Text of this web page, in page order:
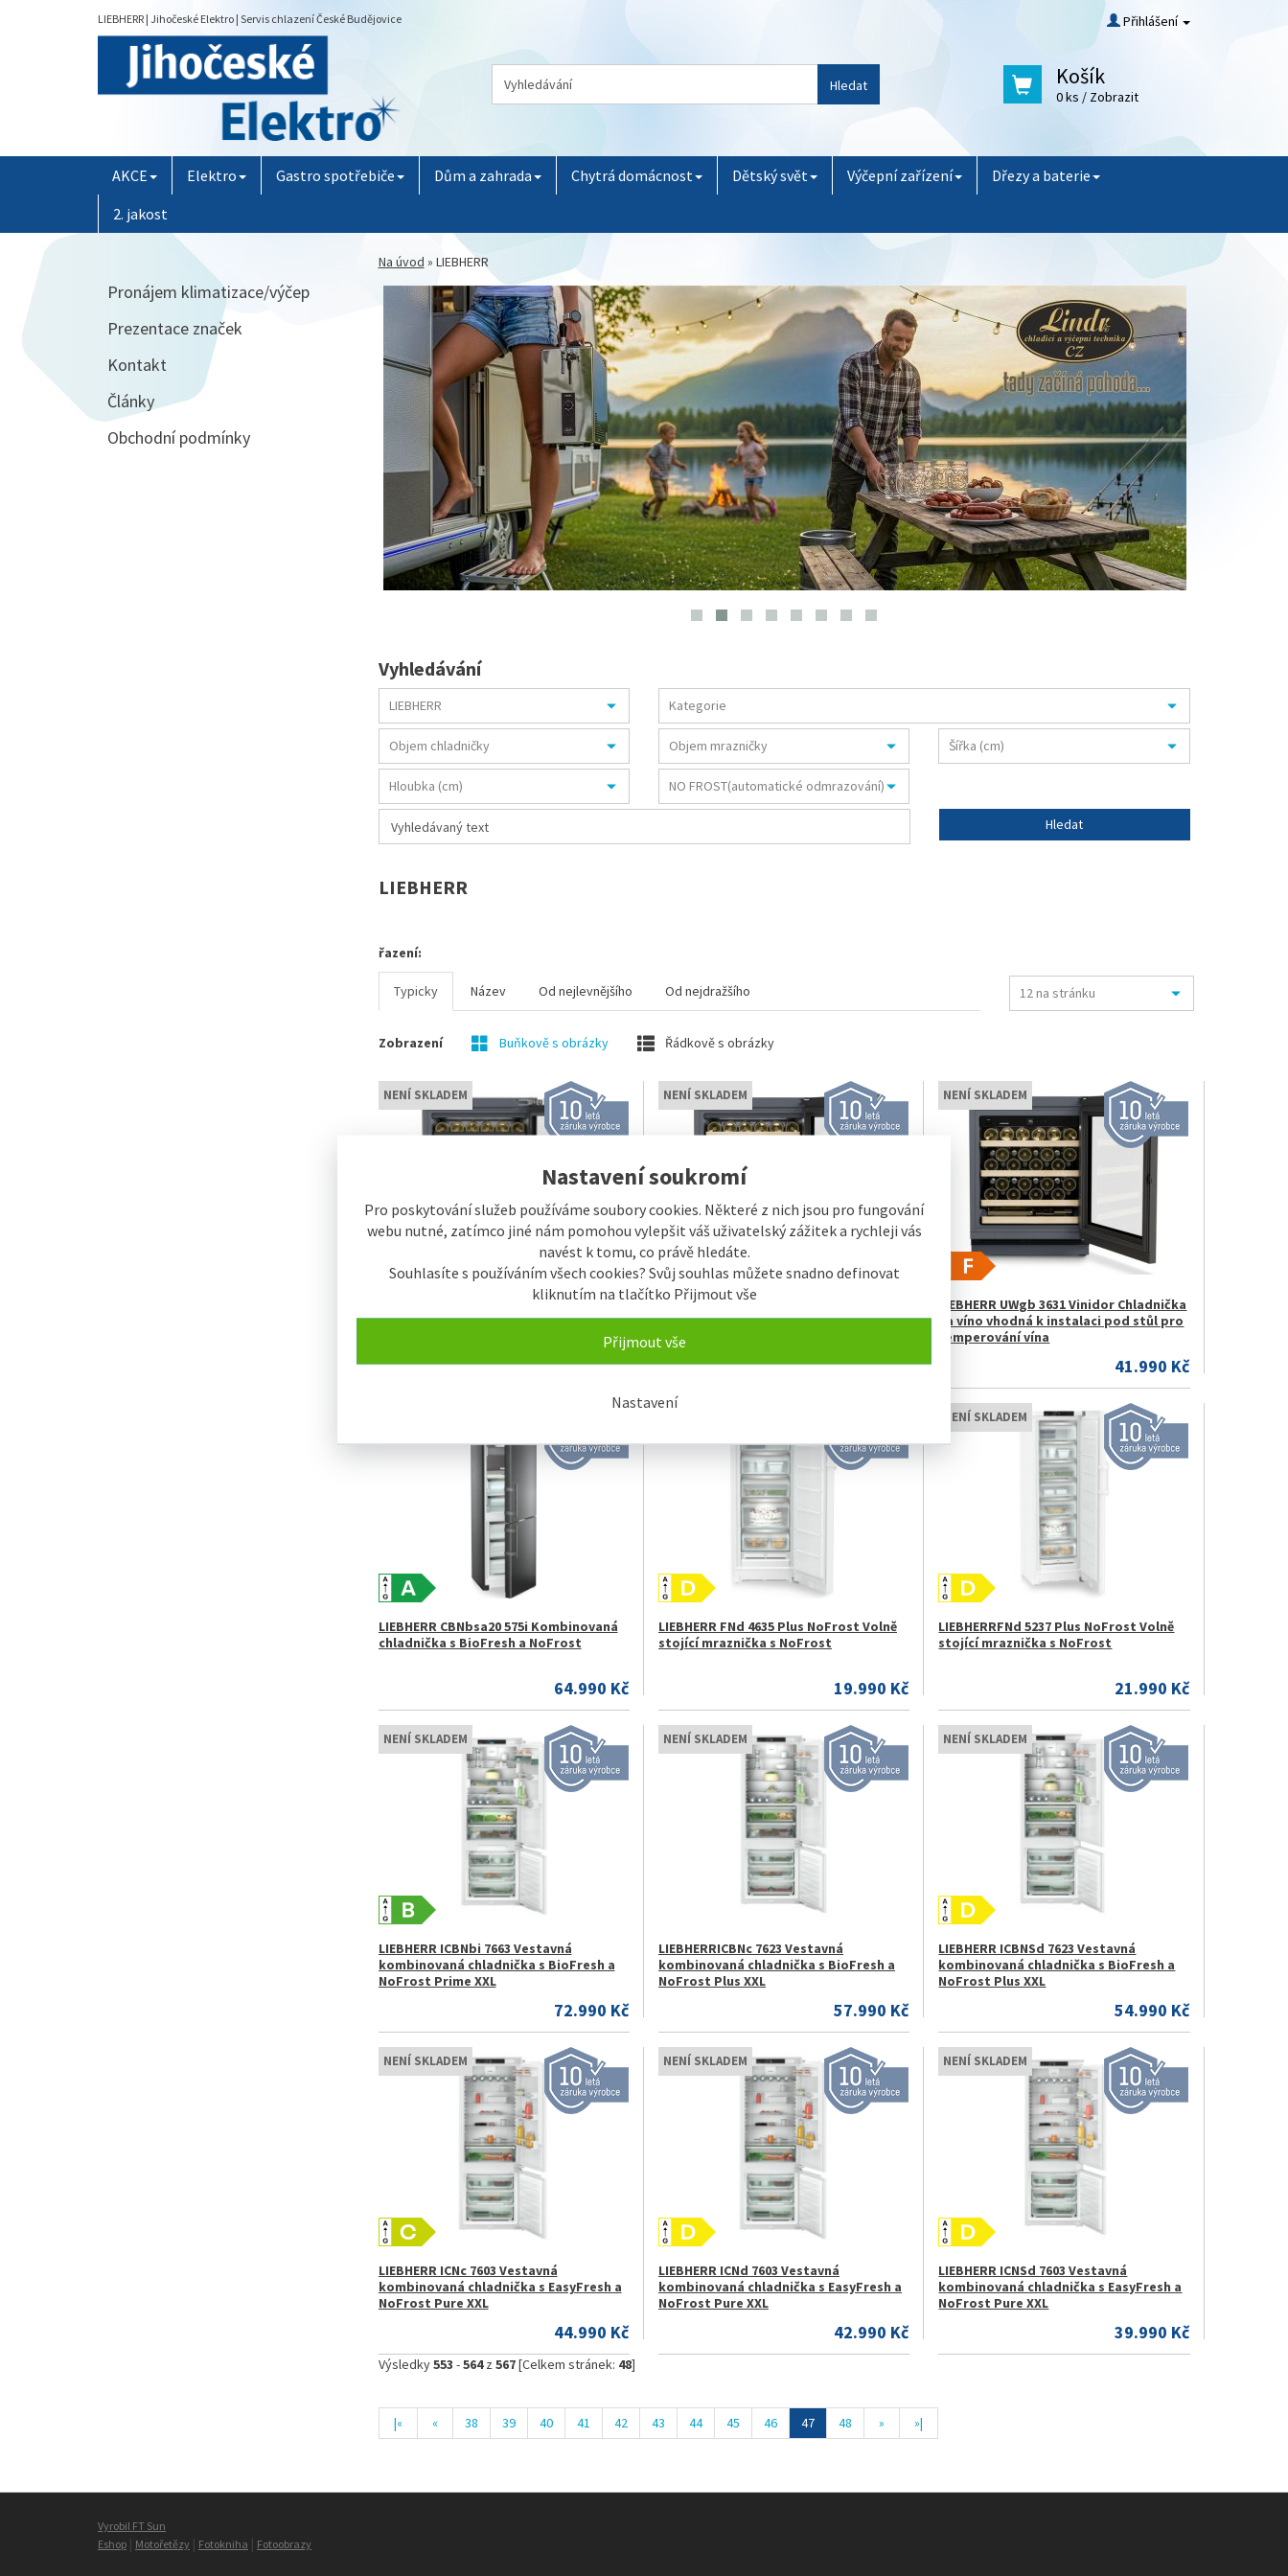
Nastavení soukromí
Pro poskytování služeb používáme soubory cookies. Některé z nich jsou pro fungování
webu nutné, zatímco jiné nám pomohou vylepšit váš uživatelský zážitek a rychleji vás
navést k tomu, co právě hledáte.
Souhlasíte s používáním všech cookies? Svůj souhlas můžete snadno definovat
kliknutím na tlačítko Přijmout vše
Přijmout vše
Nastavení
LIEBHERR | Jihočeské Elektro | Servis chlazení České Budějovice Přihlášení
Hledat Košík
0 ks / Zobrazit
AKCE Elektro Gastro spotřebiče Dům a zahrada Chytrá domácnost Dětský svět Výčepní zařízení
Dřezy a baterie
2. jakost
Na úvod » LIEBHERR
Vyhledávání
LIEBHERR
řazení:
Typicky Název Od nejlevnějšího Od nejdražšího
Zobrazení Buňkově s obrázky Řádkově s obrázky
NENÍ SKLADEM
LIEBHERR UWpri 3661 Vinidor Selection
Chladnička na víno vhodná k instalaci
51.990 Kč
NENÍ SKLADEM
LIEBHERR UWgb 3632 Vinidor Chladnička
na víno vhodná k instalaci pod stůl pro
temperování vína
49.990 Kč
NENÍ SKLADEM
LIEBHERR UWgb 3631 Vinidor Chladnička
na víno vhodná k instalaci pod stůl pro
temperování vína
41.990 Kč
LIEBHERR CBNbsa20 575i Kombinovaná
chladnička s BioFresh a NoFrost
64.990 Kč
LIEBHERR FNd 4635 Plus NoFrost Volně
stojící mraznička s NoFrost
19.990 Kč
NENÍ SKLADEM
LIEBHERRFNd 5237 Plus NoFrost Volně
stojící mraznička s NoFrost
21.990 Kč
NENÍ SKLADEM
LIEBHERR ICBNbi 7663 Vestavná
kombinovaná chladnička s BioFresh a
NoFrost Prime XXL
72.990 Kč
NENÍ SKLADEM
LIEBHERRICBNc 7623 Vestavná
kombinovaná chladnička s BioFresh a
NoFrost Plus XXL
57.990 Kč
NENÍ SKLADEM
LIEBHERR ICBNSd 7623 Vestavná
kombinovaná chladnička s BioFresh a
NoFrost Plus XXL
54.990 Kč
NENÍ SKLADEM
LIEBHERR ICNc 7603 Vestavná
kombinovaná chladnička s EasyFresh a
NoFrost Pure XXL
44.990 Kč
NENÍ SKLADEM
LIEBHERR ICNd 7603 Vestavná
kombinovaná chladnička s EasyFresh a
NoFrost Pure XXL
42.990 Kč
NENÍ SKLADEM
LIEBHERR ICNSd 7603 Vestavná
kombinovaná chladnička s EasyFresh a
NoFrost Pure XXL
39.990 Kč
Výsledky553 -564z 567[Celkem stránek: 48]
|« « 38 39 40 41 42 43 44 45 46 47 48 » »|
Pronájem klimatizace/výčep
Prezentace značek
Kontakt
Články
Obchodní podmínky
Vyrobil FT Sun
Eshop | Motořetězy | Fotokniha | Fotoobrazy